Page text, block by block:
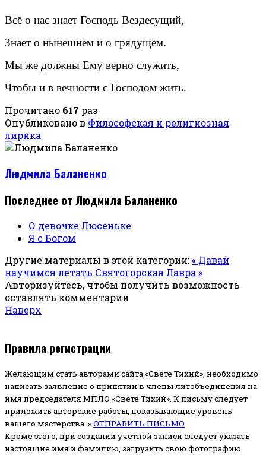
Всё о нас знает Господь Вездесущий,
Знает о нынешнем и о грядущем.
Мы же должны Ему верно служить,
Чтобы и в вечности с Господом жить.
Прочитано 617 раз
Опубликовано в Философская и религиозная
лирика
Людмила Баланенко
Последнее от Людмила Баланенко
О девочке Люсеньке
Я с Богом
Другие материалы в этой категории:« Давай
научимся летать Святогорская Лавра »
Авторизуйтесь, чтобы получить возможность
оставлять комментарии
Наверх
Правила регистрации
Желающим стать авторами сайта «Свете Тихий», необходимо
написать заявление о принятии в члены литобъединения на
имя председателя МПЛО «Свете Тихий». К письму следует
приложить авторские работы, показывающие уровень
вашего мастерства. »ОТПРАВИТЬ ПИСЬМО
Кроме этого, при создании учетной записи следует указать
настоящие имя и фамилию, загрузить свою фотографию